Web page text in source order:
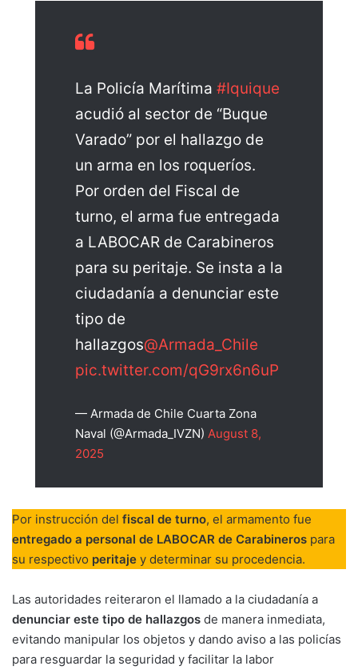
La Policía Marítima #Iquique
acudió al sector de “Buque
Varado” por el hallazgo de
un arma en los roqueríos.
Por orden del Fiscal de
turno, el arma fue entregada
a LABOCAR de Carabineros
para su peritaje. Se insta a la
ciudadanía a denunciar este
tipo de
hallazgos@Armada_Chile
pic.twitter.com/qG9rx6n6uP
— Armada de Chile Cuarta Zona
Naval (@Armada_IVZN) August 8,
2025
Por instrucción del fiscal de turno, el armamento fue
entregado a personal de LABOCAR de Carabineros para
su respectivo peritaje y determinar su procedencia.
Las autoridades reiteraron el llamado a la ciudadanía a
denunciar este tipo de hallazgos de manera inmediata,
evitando manipular los objetos y dando aviso a las policías
para resguardar la seguridad y facilitar la labor